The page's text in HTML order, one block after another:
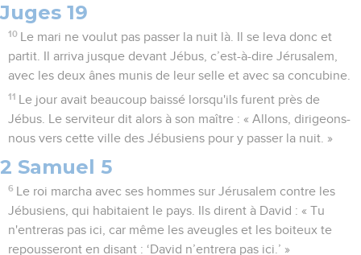
Juges 19
10
Le mari ne voulut pas passer la nuit là. Il se leva donc et
partit. Il arriva jusque devant Jébus, c’est-à-dire Jérusalem,
avec les deux ânes munis de leur selle et avec sa concubine.
11
Le jour avait beaucoup baissé lorsqu'ils furent près de
Jébus. Le serviteur dit alors à son maître : « Allons, dirigeons-
nous vers cette ville des Jébusiens pour y passer la nuit. »
2 Samuel 5
6
Le roi marcha avec ses hommes sur Jérusalem contre les
Jébusiens, qui habitaient le pays. Ils dirent à David : « Tu
n'entreras pas ici, car même les aveugles et les boiteux te
repousseront en disant : ‘David n’entrera pas ici.’ »